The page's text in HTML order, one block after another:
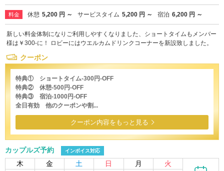
料金 休憩 5,200 円 ～ サービスタイム 5,200 円 ～ 宿泊 6,200 円 ～
新しい料金体制になりご利用しやすくなりました、ショートタイムもメンバー
様は￥300-に！ ロビーにはウエルカムドリンクコーナーを新設致しました。
クーポン
特典① ショートタイム-300円-OFF
特典② 休憩-500円-OFF
特典③ 宿泊-1000円-OFF
全日有効 他のクーポンや割...
クーポン内容をもっと見る
カップルズ予約 インボイス対応
木 金 土 日 月 火